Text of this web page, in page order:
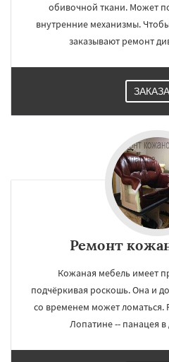
обивочной ткани. Может
внутренние механизмы.
заказывают ремонт
Ремонт
Кожаная мебель имеет
подчёркивая роскошь. Она и
со временем может
Лопатине -- панацея